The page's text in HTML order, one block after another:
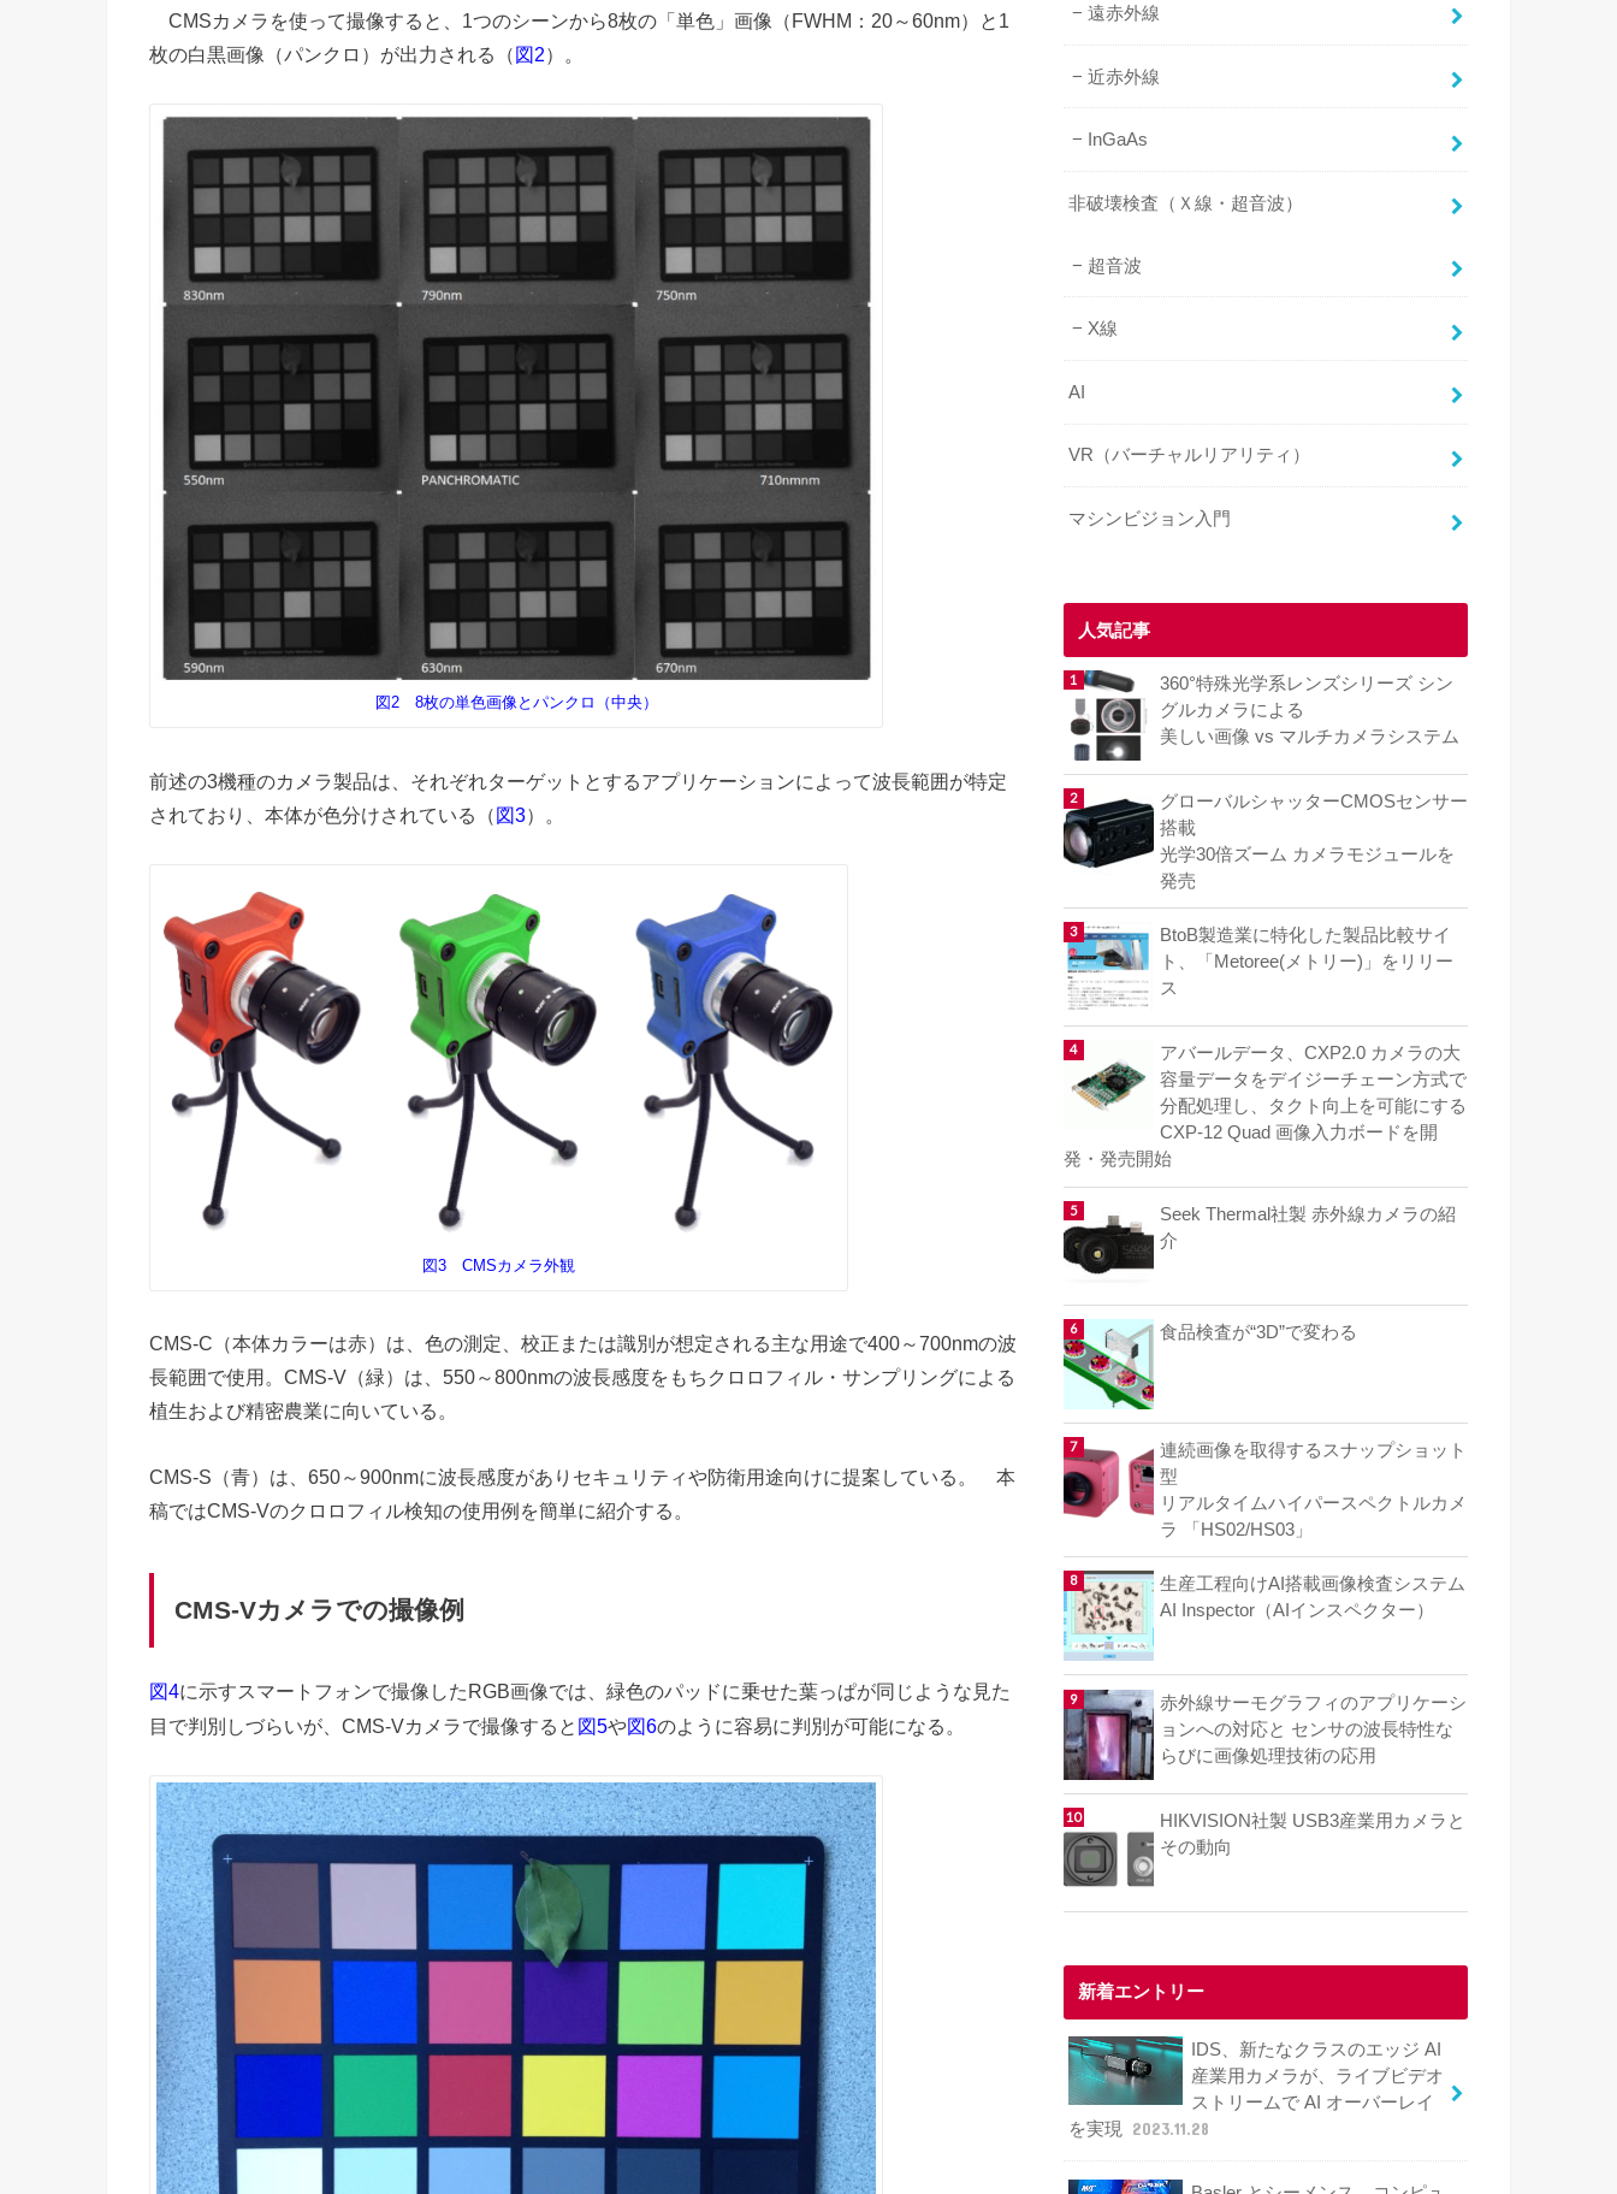
CMSカメラを使って撮像すると、1つのシーンから8枚の「単色」画像（FWHM：20～60nm）と1
枚の白黒画像（パンクロ）が出力される（ 図2）。
図2 8枚の単色画像とパンクロ（中央）
前述の3機種のカメラ製品は、それぞれターゲットとするアプリケーションによって波長範囲が特定
されており、本体が色分けされている（ 図3）。
図3 CMSカメラ外観
CMS-C（本体カラーは赤）は、色の測定、校正または識別が想定される主な用途で400～700nmの波
長範囲で使用。CMS-V（緑）は、550～800nmの波長感度をもちクロロフィル・サンプリングによる
植生および精密農業に向いている。
CMS-S（青）は、650～900nmに波長感度がありセキュリティや防衛用途向けに提案している。 本
稿ではCMS-Vのクロロフィル検知の使用例を簡単に紹介する。
CMS-Vカメラでの撮像例
図4に示すスマートフォンで撮像したRGB画像では、緑色のパッドに乗せた葉っぱが同じような見た
目で判別しづらいが、CMS-Vカメラで撮像すると 図5や図6のように容易に判別が可能になる。
遠赤外線
近赤外線
InGaAs
非破壊検査（Ｘ線・超音波）
超音波
X線
AI
VR（バーチャルリアリティ）
マシンビジョン入門
人気記事
360°特殊光学系レンズシリーズ シン
グルカメラによる
美しい画像 vs マルチカメラシステム
グローバルシャッターCMOSセンサー
搭載
光学30倍ズーム カメラモジュールを
発売
BtoB製造業に特化した製品比較サイ
ト、「Metoree(メトリー)」をリリー
ス
アバールデータ、CXP2.0 カメラの大
容量データをデイジーチェーン方式で
分配処理し、タクト向上を可能にする
CXP-12 Quad 画像入力ボードを開
発・発売開始
Seek Thermal社製 赤外線カメラの紹
介
食品検査が“3D”で変わる
連続画像を取得するスナップショット
型
リアルタイムハイパースペクトルカメ
ラ 「HS02/HS03」
生産工程向けAI搭載画像検査システム
AI Inspector（AIインスペクター）
赤外線サーモグラフィのアプリケーシ
ョンへの対応と センサの波長特性な
らびに画像処理技術の応用
HIKVISION社製 USB3産業用カメラと
その動向
新着エントリー
IDS、新たなクラスのエッジ AI
産業用カメラが、ライブビデオ
ストリームで AI オーバーレイ
を実現 2023.11.28